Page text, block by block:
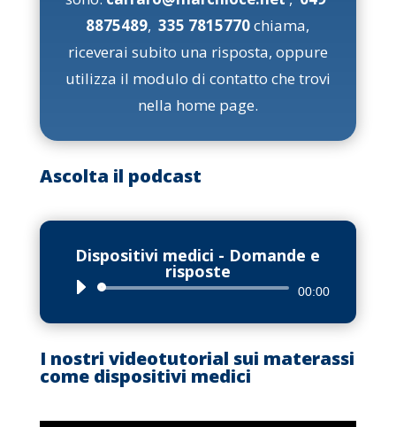
8875489, 335 7815770chiama,
riceverai subito una risposta, oppure
utilizza il modulo di contatto che trovi
nella home page.
Ascolta il podcast
Dispositivi medici - Domande e
risposte
Audio
00:00
I nostri videotutorial sui materassi
come dispositivi medici